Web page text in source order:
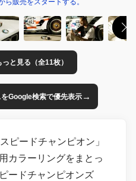
ら販売をスタートする。
と見る（全11枚）
Google検索で優先表示→
ピードチャンピオン」
カラーリングをまとっ
ードチャンピオンズ